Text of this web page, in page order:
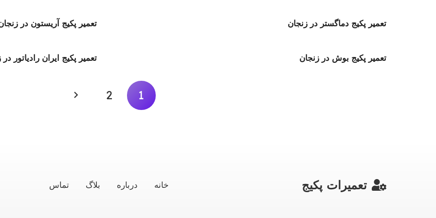
تعمیر پکیج دماگستر در زنجان تعمیر پکیج آریستون در
تعمیر پکیج بوش در زنجان تعمیر پکیج‌ ایران رادیاتور
1
2
تعمیرات پکیج خانه درباره بلاگ تماس